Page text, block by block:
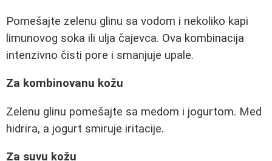
Pomešajte zelenu glinu sa vodom i nekoliko kapi
limunovog soka ili ulja čajevca. Ova kombinacija
intenzivno čisti pore i smanjuje upale.
Za kombinovanu kožu
Zelenu glinu pomešajte sa medom i jogurtom. Med
hidrira, a jogurt smiruje iritacije.
Za suvu kožu